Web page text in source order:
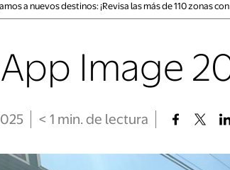
a nuevos destinos: ¡Revisa las más de 110 zonas
Image
< 1 min. de lectura